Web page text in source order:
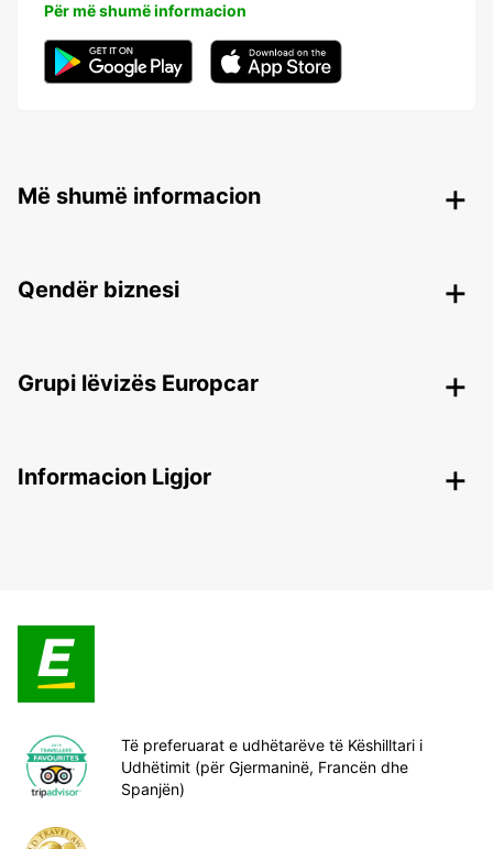
Për më shumë informacion
Më shumë informacion
Qendër biznesi
Grupi lëvizës Europcar
Informacion Ligjor
Të preferuarat e udhëtarëve të Këshilltari i
Udhëtimit (për Gjermaninë, Francën dhe
Spanjën)